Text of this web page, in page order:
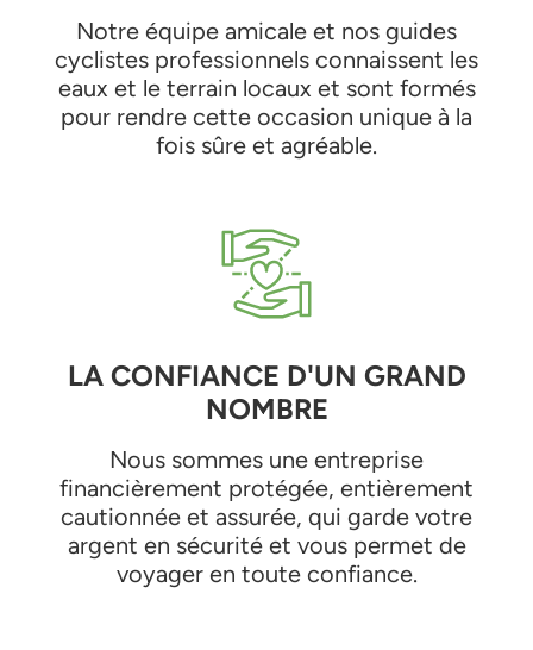
Notre équipe amicale et nos guides
cyclistes professionnels connaissent les
eaux et le terrain locaux et sont formés
pour rendre cette occasion unique à la
fois sûre et agréable.
LA CONFIANCE D'UN GRAND
NOMBRE
Nous sommes une entreprise
financièrement protégée, entièrement
cautionnée et assurée, qui garde votre
argent en sécurité et vous permet de
voyager en toute confiance.